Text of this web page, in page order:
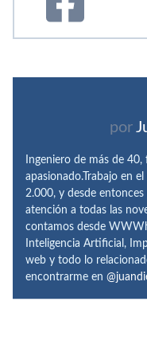
por
Ingeniero de más de
apasionado.Trabajo en
2.000, y desde
atención a todas las
contamos desde
Inteligencia Artificial,
web y todo lo
encontrarme en